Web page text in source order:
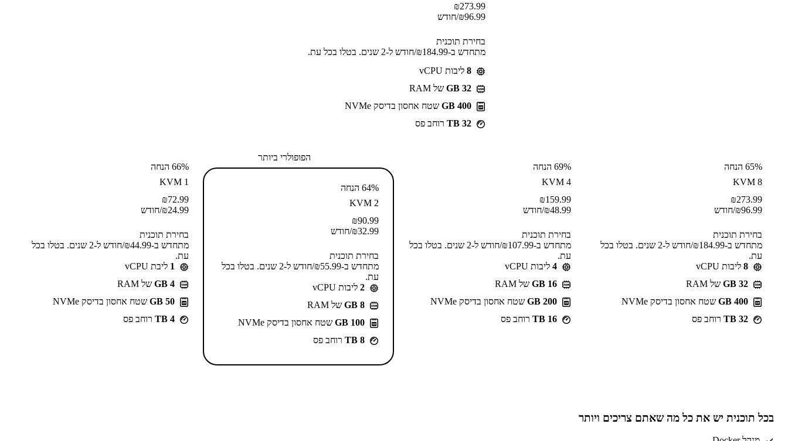
273.99
₪
96.99
₪/חודש
בחירת תוכנית
מתחדש ב-⁦184.99⁩₪/חודש ל-2 שנים. בטלו בכל עת.
8 ליבות vCPU
GB 32 של RAM
400 GB
שטח אחסון בדיסק NVMe
32 TB
רוחב פס
66% הנחה
KVM 1
72.99
₪
24.99
₪/חודש
בחירת תוכנית
מתחדש ב-⁦44.99⁩₪/חודש ל-2 שנים. בטלו בכל
עת.
1 ליבת vCPU
GB 4 של RAM
50 GB
שטח אחסון בדיסק NVMe
4 TB
רוחב פס
הפופולרי ביותר
64% הנחה
KVM 2
90.99
₪
32.99
₪/חודש
בחירת תוכנית
מתחדש ב-⁦55.99⁩₪/חודש ל-2 שנים. בטלו בכל
עת.
2 ליבות vCPU
GB 8 של RAM
100 GB
שטח אחסון בדיסק NVMe
8 TB
רוחב פס
69% הנחה
KVM 4
159.99
₪
48.99
₪/חודש
בחירת תוכנית
מתחדש ב-⁦107.99⁩₪/חודש ל-2 שנים. בטלו בכל
עת.
4 ליבות vCPU
GB 16 של RAM
200 GB
שטח אחסון בדיסק NVMe
16 TB
רוחב פס
65% הנחה
KVM 8
273.99
₪
96.99
₪/חודש
בחירת תוכנית
מתחדש ב-⁦184.99⁩₪/חודש ל-2 שנים. בטלו בכל
עת.
8 ליבות vCPU
GB 32 של RAM
400 GB
שטח אחסון בדיסק NVMe
32 TB
רוחב פס
בכל תוכנית יש את כל מה שאתם צריכים ויותר